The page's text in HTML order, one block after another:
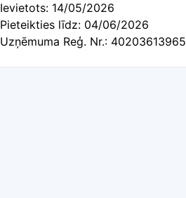
Ievietots: 14/05/2026
Pieteikties līdz: 04/06/2026
Uzņēmuma Reģ. Nr.: 40203613965